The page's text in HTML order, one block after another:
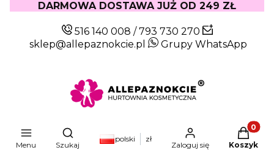
DARMOWA DOSTAWA JUŻ OD 249 ZŁ
516 140 008 /793 730 270
sklep@allepaznokcie.pl
Grupy WhatsApp
Menu
Otwórz wyszukiwarkę
Szukaj
polski zł
Zaloguj się Koszyk